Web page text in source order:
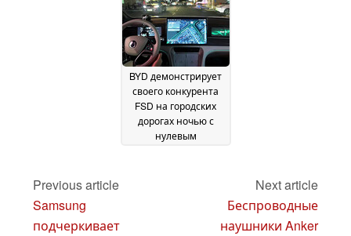
July 2024
BYD демонстрирует
своего конкурента
FSD на городских
дорогах ночью с
нулевым
Previous article
Samsung
подчеркивает
Next article
Беспроводные
наушники Anker